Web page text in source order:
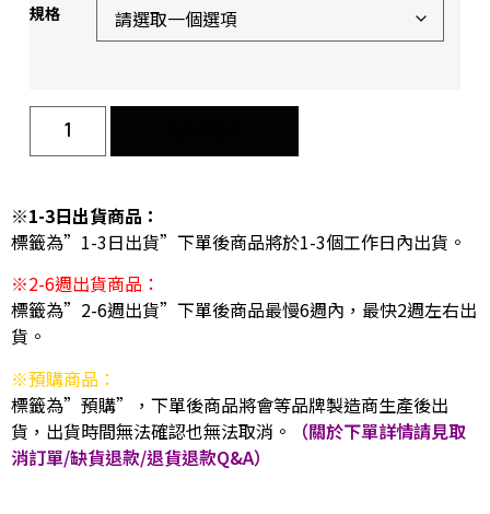
規格
※1-3日出貨商品：
標籤為”1-3日出貨”下單後商品將於1-3個工作日內出貨。
※2-6週出貨商品：
標籤為”2-6週出貨”下單後商品最慢6週內，最快2週左右出
貨。
※預購商品：
標籤為”預購”，下單後商品將會等品牌製造商生產後出
貨，出貨時間無法確認也無法取消。
（關於下單詳情請見取
消訂單/缺貨退款/退貨退款Q&A）